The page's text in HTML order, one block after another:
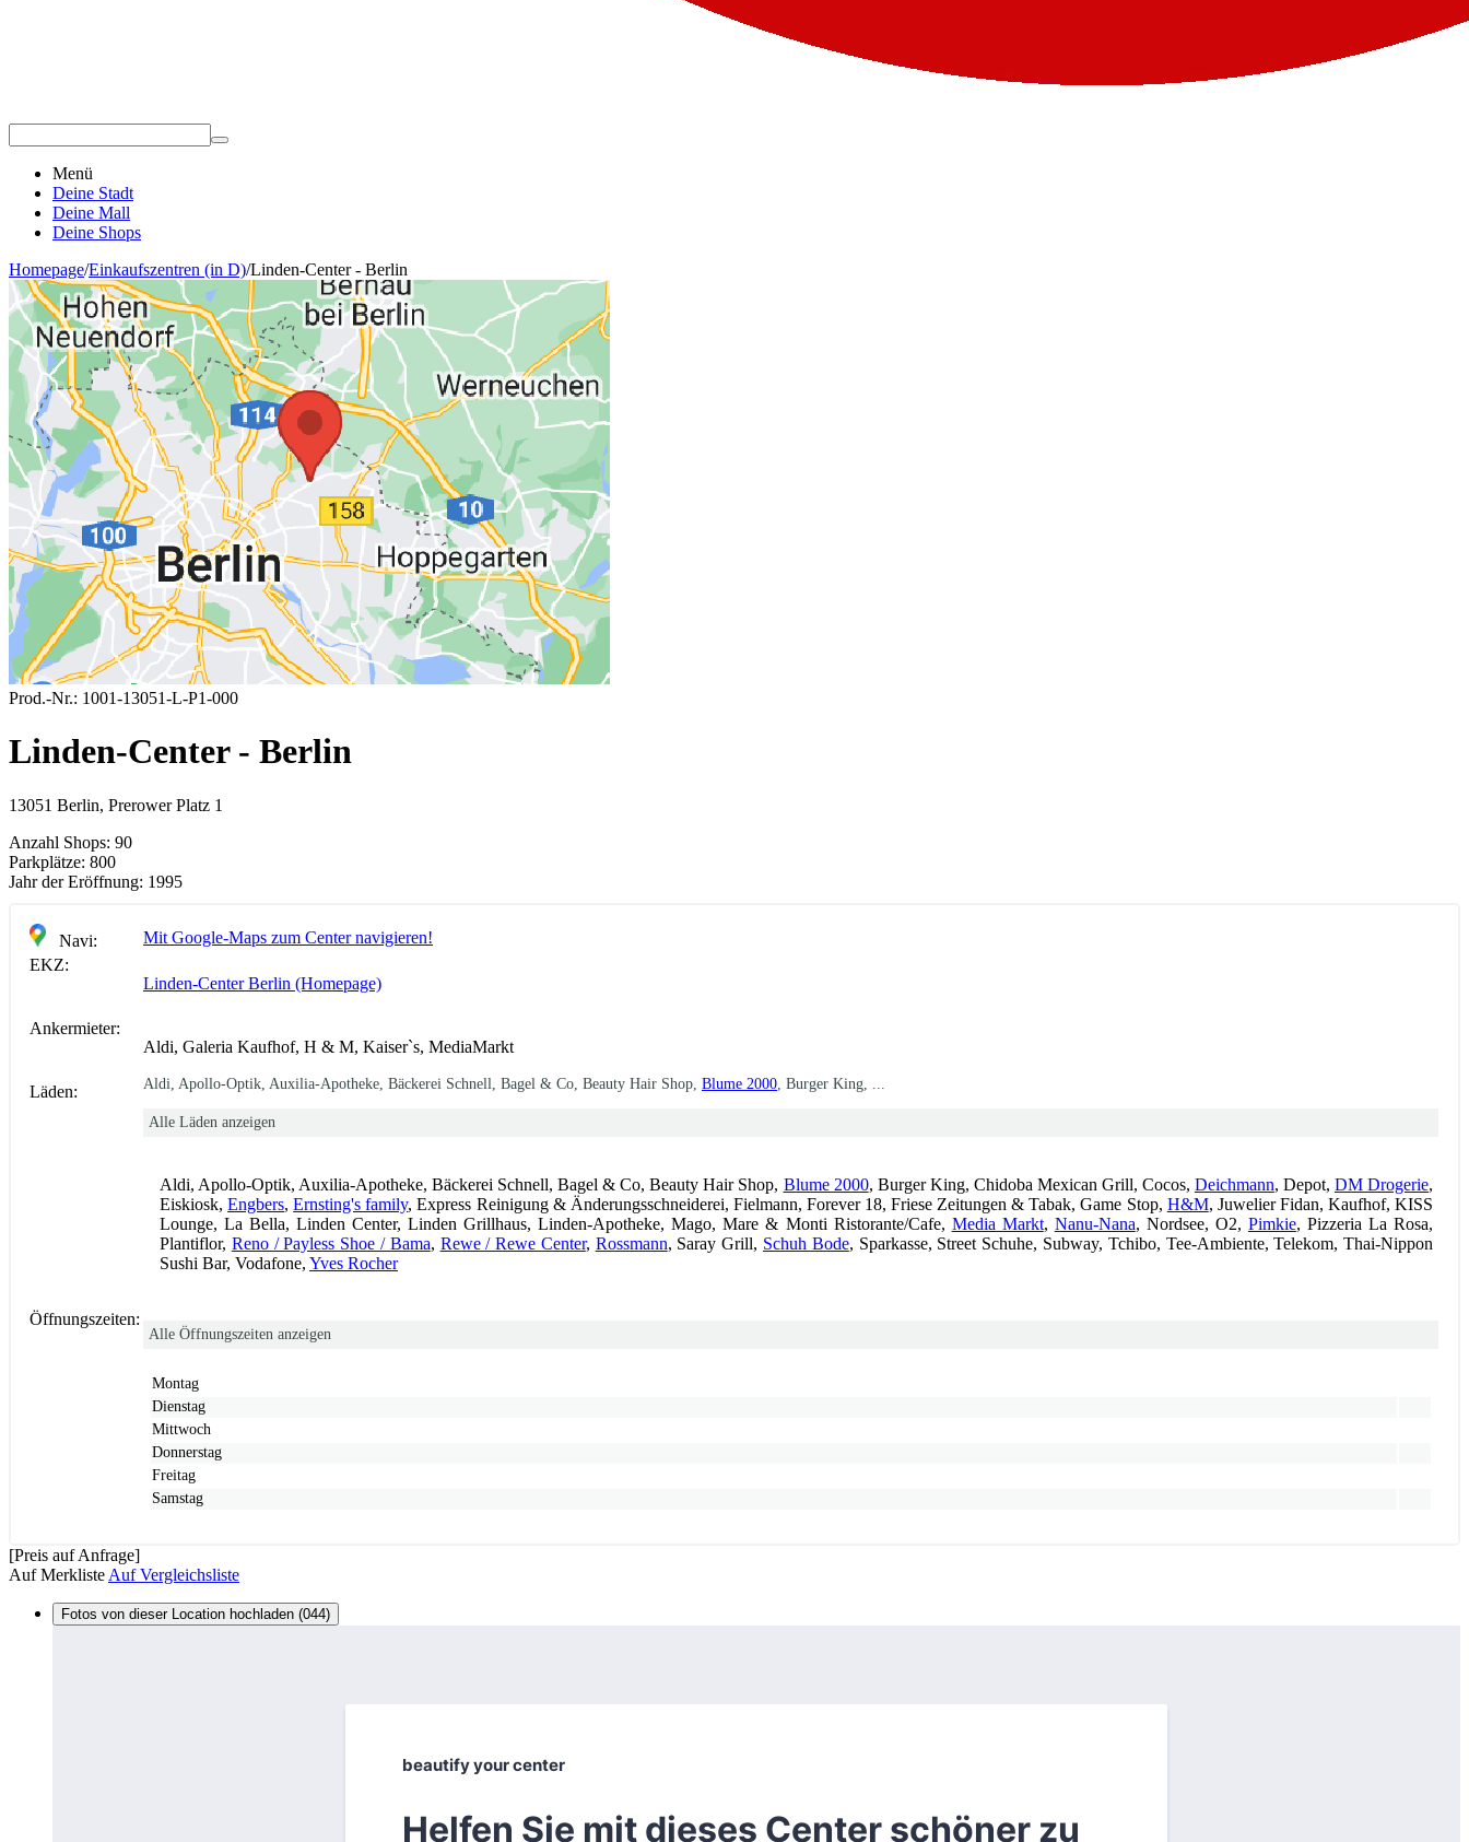
Menü
Deine Stadt
Deine Mall
Deine Shops
Homepage/Einkaufszentren (in D)/Linden-Center - Berlin
Prod.-Nr.: 1001-13051-L-P1-000
Linden-Center - Berlin
13051 Berlin, Prerower Platz 1
Anzahl Shops: 90
Parkplätze: 800
Jahr der Eröffnung: 1995
Navi:
Mit Google-Maps zum Center navigieren!
EKZ:
Linden-Center Berlin (Homepage)
Ankermieter:
Aldi, Galeria Kaufhof, H & M, Kaiser`s, MediaMarkt
Läden: Aldi, Apollo-Optik, Auxilia-Apotheke, Bäckerei Schnell, Bagel & Co, Beauty Hair Shop, Blume 2000 , Burger King, ...
Alle Läden anzeigen
Aldi, Apollo-Optik, Auxilia-Apotheke, Bäckerei Schnell, Bagel & Co, Beauty Hair Shop, Blume 2000, Burger King, Chidoba Mexican Grill, Cocos, Deichmann, Depot, DM Drogerie,
Eiskiosk,Engbers,Ernsting's family, Express Reinigung & Änderungsschneiderei, Fielmann, Forever 18, Friese Zeitungen & Tabak, Game Stop, H&M, Juwelier Fidan, Kaufhof, KISS
Lounge, La Bella, Linden Center, Linden Grillhaus, Linden-Apotheke, Mago, Mare & Monti Ristorante/Cafe, Media Markt, Nanu-Nana, Nordsee, O2, Pimkie, Pizzeria La Rosa,
Plantiflor, Reno / Payless Shoe / Bama, Rewe / Rewe Center, Rossmann, Saray Grill, Schuh Bode, Sparkasse, Street Schuhe, Subway, Tchibo, Tee-Ambiente, Telekom, Thai-Nippon
Sushi Bar, Vodafone, Yves Rocher
Öffnungszeiten:
Alle Öffnungszeiten anzeigen
Montag
Dienstag
Mittwoch
Donnerstag
Freitag
Samstag
[Preis auf Anfrage]
Auf Merkliste Auf Vergleichsliste
Fotos von dieser Location hochladen (044)